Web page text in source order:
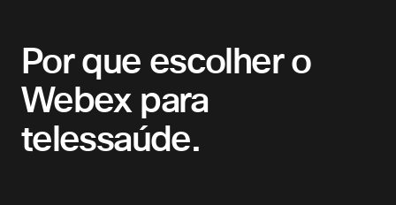
Por que escolher o
Webex para
telessaúde.